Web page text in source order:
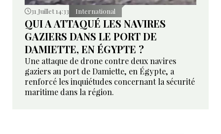
31 Juillet 14:33 International
QUI A ATTAQUÉ LES NAVIRES
GAZIERS DANS LE PORT DE
DAMIETTE, EN ÉGYPTE ?
Une attaque de drone contre deux navires
gaziers au port de Damiette, en Égypte, a
renforcé les inquiétudes concernant la sécurité
maritime dans la région.